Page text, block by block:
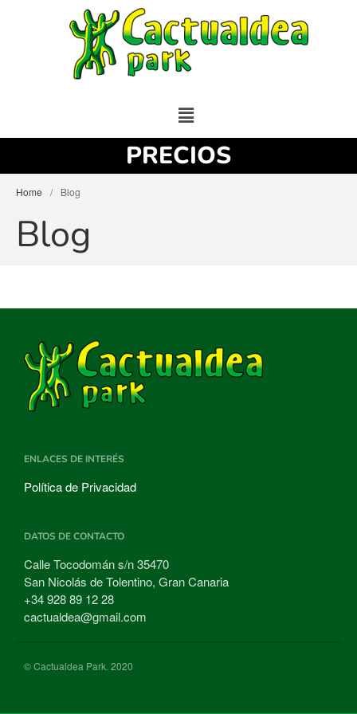
PRECIOS
Home / Blog
Blog
ENLACES DE INTERÉS
Política de Privacidad
DATOS DE CONTACTO
Calle Tocodomán s/n 35470
San Nicolás de Tolentino, Gran Canaria
+34 928 89 12 28
cactualdea@gmail.com
© Cactualdea Park. 2020